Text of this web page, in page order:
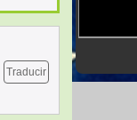
Traducir